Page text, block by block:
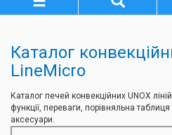
Каталог
LineMicro
Каталог печей конвекційних UNOX
функції, переваги, порівняльна таблиця
аксесуари.